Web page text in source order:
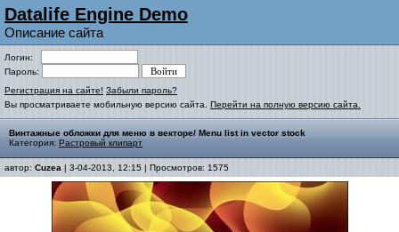
Datalife Engine Demo
Описание сайта
Логин:
Пароль:
Регистрация на сайте! Забыли пароль?
Вы просматриваете мобильную версию сайта. Перейти на полную версию сайта.
Винтажные обложки для меню в векторе/ Menu list in vector stock
Категория: Растровый клипарт
автор: Cuzea | 3-04-2013, 12:15 | Просмотров: 1575